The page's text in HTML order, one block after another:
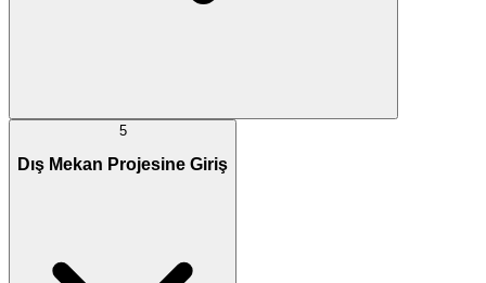
5
Dış Mekan Projesine Giriş